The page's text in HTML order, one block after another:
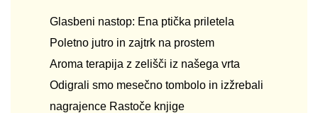
Glasbeni nastop: Ena ptička priletela
Poletno jutro in zajtrk na prostem
Aroma terapija z zelišči iz našega vrta
Odigrali smo mesečno tombolo in izžrebali
nagrajence Rastoče knjige